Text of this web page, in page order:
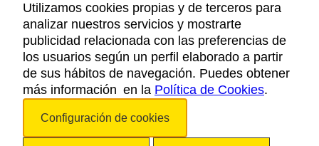
AVISO LEGAL
POLÍTICA DE PRIVACIDAD
COOKIES
ACCESSIBILIDAD
Copyright © 2026. Agencia Catalana de Turismo. Todos los derechos
Utilizamos cookies propias y de terceros para
analizar nuestros servicios y mostrarte
publicidad relacionada con las preferencias de
los usuarios según un perfil elaborado a partir
de sus hábitos de navegación. Puedes obtener
más información en la Política de Cookies.
Configuración de cookies